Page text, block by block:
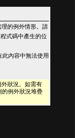
的例外情形。請
式碼中產生的位
此內容中無法使用
狀況。如需有
的例外狀況堆疊